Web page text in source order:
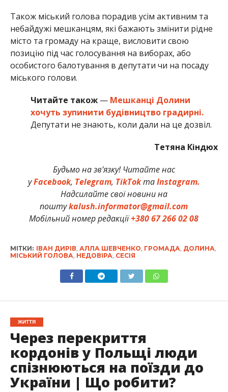
Також міський голова порадив усім активним та
небайдужі мешканцям, які бажають змінити рідне
місто та громаду на краще, висловити свою
позицію під час голосування на виборах, або
особистого балотування в депутати чи на посаду
міського голови.
Читайте також— Мешканці Долини
хочуть зупинити будівництво градирні.
Депутати не знають, коли дали на це дозвіл.
Тетяна Кіндюх
Будьмо на зв’язку! Читайте нас
уFacebook, Telegram, TikTokтаInstagram.
Надсилайте свої новини на
поштуkalush.informator@gmail.com
Мобільний номер редакції+380 67 266 02 08
МІТКИ: ІВАН ДИРІВ АЛЛА ШЕВЧЕНКО ГРОМАДА ДОЛИНА
МІСЬКИЙ ГОЛОВА НЕДОВІРА СЕСІЯ
ЖИТТЯ
Через перекриття
кордонів у Польщі люди
спізнюються на поїзди до
України | Що робити?